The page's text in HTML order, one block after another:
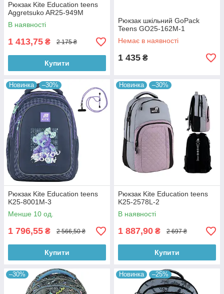
Рюкзак Kite Education teens
Aggretsuko AR25-949M
В наявності
1 413,75 ₴ 2 175 ₴
Купити
Рюкзак шкільний GoPack
Teens GO25-162M-1
Немає в наявності
1 435 ₴
Новинка –30%
Рюкзак Kite Education teens
K25-8001M-3
Менше 10 од.
1 796,55 ₴ 2 566,50 ₴
Купити
Новинка –30%
Рюкзак Kite Education teens
K25-2578L-2
В наявності
1 887,90 ₴ 2 697 ₴
Купити
–30% Новинка –25%